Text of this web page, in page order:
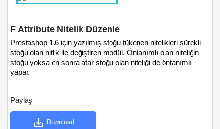
F Attribute Nitelik Düzenle
Prestashop 1.6 için yazılmış stoğu tükenen nitelikleri sürekli
stoğu olan nitlik ile değiştiren modül. Öntanımlı olan niteliğin
stoğu yoksa en sonra atar stoğu olan niteliği de öntanımlı
yapar.
Paylaş
save_alt Download